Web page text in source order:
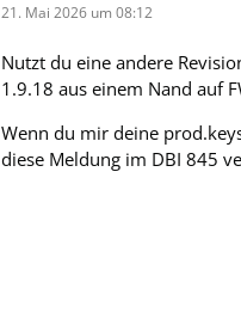
21. Mai 2026 um 08:12
Nutzt du eine andere
1.9.18 aus einem Nand auf
Wenn du mir deine
diese Meldung im DBI 845